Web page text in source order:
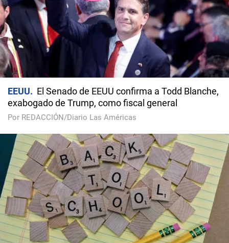
EEUU
El Senado de EEUU confirma a Todd Blanche,
exabogado de Trump, como fiscal general
Por REDACCIÓN/Diario Las Américas